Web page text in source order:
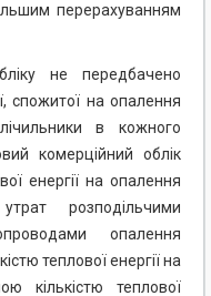
перерахуванням
не передбачено
спожитої на опалення
в кожного
комерційний облік
енергії на опалення
розподільчими
опалення
теплової енергії на
кількістю теплової